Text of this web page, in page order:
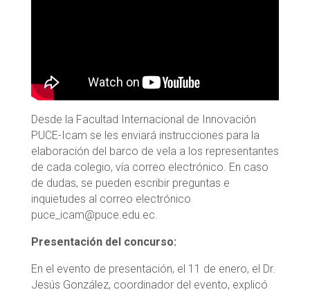
Desde la Facultad Internacional de Innovación
PUCE-Icam se les enviará instrucciones para la
elaboración del barco de vela a los representantes
de cada colegio, vía correo electrónico. En caso
de dudas, se pueden escribir preguntas e
inquietudes al correo electrónico
puce_icam@puce.edu.ec.
Presentación del concurso:
En el evento de presentación, el 11 de enero, el Dr.
Jesús González, coordinador del evento, explicó